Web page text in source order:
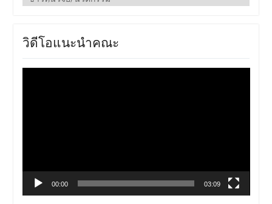
ประชาสัมพันธ์
วิดีโอแนะนำคณะ
00:00 03:09